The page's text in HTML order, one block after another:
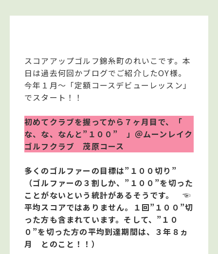
スコアアップゴルフ錦糸町のれいこです。本
日は過去何回かブログでご紹介したOY様。
今年１月～「定額コースデビューレッスン」
でスタート！！
初めてクラブを握ってから７ヶ月目で、「
な、な、なんと”１００” 」＠ムーンレイク
ゴルフクラブ 茂原コース
多くのゴルファーの目標は”１００切り”
（ゴルファーの３割しか、”１００”を切った
ことがないという統計があるそうです。 ☜
平均スコアではありません。１回”１００”切
った方も含まれています。そして、”１０
０”を切った方の平均到達期間は、３年８ヵ
月 とのこと！！）